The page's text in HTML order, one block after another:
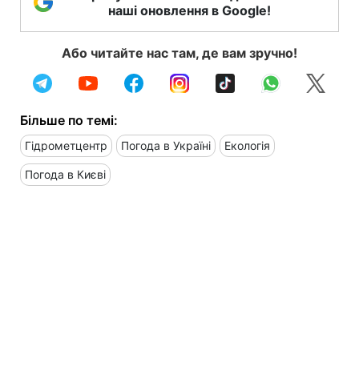
наші оновлення в Google!
Або читайте нас там, де вам зручно!
Більше по темі:
Гідрометцентр Погода в Україні Екологія
Погода в Києві